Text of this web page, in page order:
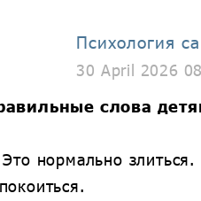
Психология
30 April 2026
слова
нормально